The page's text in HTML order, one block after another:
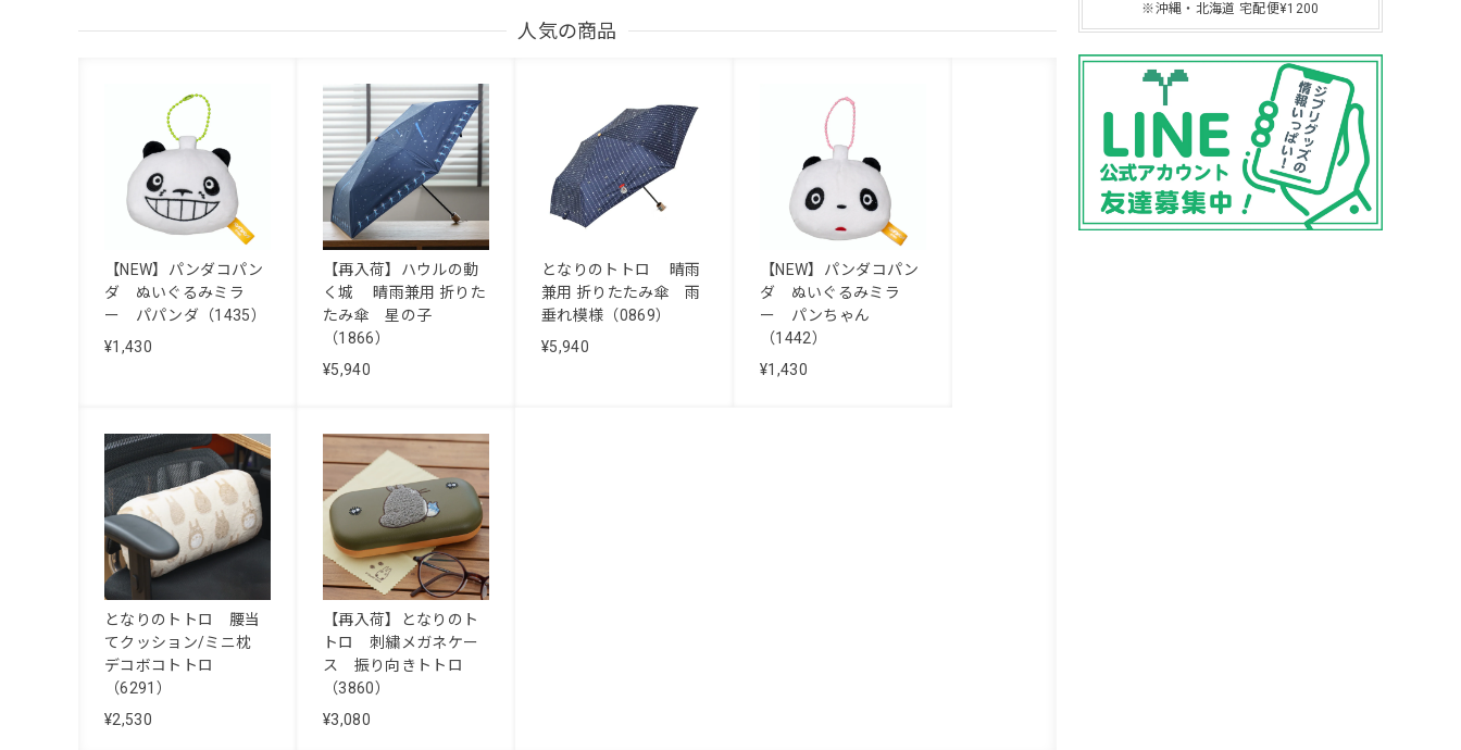
※沖縄・北海道 宅配便¥1200
人気の商品
【NEW】パンダコパン
ダ ぬいぐるみミラ
ー パパンダ（1435）
¥1,430
【再入荷】ハウルの動
く城 晴雨兼用 折りた
たみ傘 星の子
（1866）
¥5,940
となりのトトロ 晴雨
兼用 折りたたみ傘 雨
垂れ模様（0869）
¥5,940
【NEW】パンダコパン
ダ ぬいぐるみミラ
ー パンちゃん
（1442）
¥1,430
となりのトトロ 腰当
てクッション/ミニ枕
デコボコトトロ
（6291）
¥2,530
【再入荷】となりのト
トロ 刺繍メガネケー
ス 振り向きトトロ
（3860）
¥3,080